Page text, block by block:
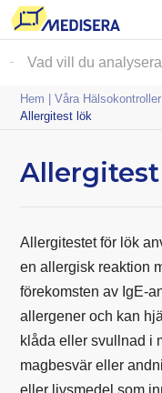
Hem |Våra Hälsokontroller
Allergitest lök
Allergitestet för lök
en allergisk reaktion
förekomsten av IgE-
allergener och kan
klåda eller svullnad i
magbesvär eller
eller livsmedel som